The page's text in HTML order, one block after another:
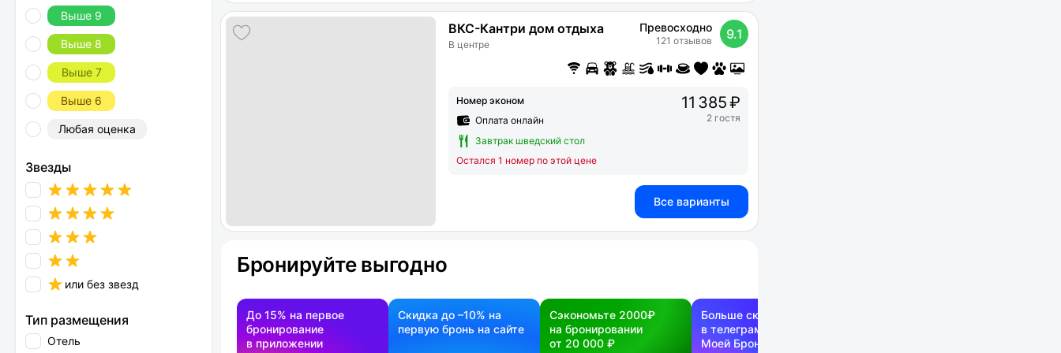
Выше 9
Выше 8
Выше 7
Выше 6
Любая оценка
Звезды
или без звезд
Тип размещения
Отель
ВКС-Кантри дом отдыха
В центре
Превосходно
121 отзывов 9.1
Номер эконом
Оплата онлайн
Завтрак шведский стол
Остался 1 номер по этой цене
11 385 ₽
2 гостя
Все варианты
Бронируйте выгодно
До 15% на первое
бронирование
в приложении
Скидка до –10% на
первую бронь на сайте
Сэкономьте 2000₽
на бронировании
от 20 000 ₽
Больше скидок —
в телеграм-канале
Моей Брони